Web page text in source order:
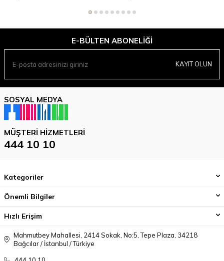
E-BÜLTEN ABONELIĞI
KAYIT OLUN
SOSYAL MEDYA
MÜŞTERI HIZMETLERI
444 10 10
Kategoriler
Önemli Bilgiler
Hızlı Erişim
Mahmutbey Mahallesi, 2414 Sokak, No:5, Tepe Plaza, 34218
Bağcılar / İstanbul / Türkiye